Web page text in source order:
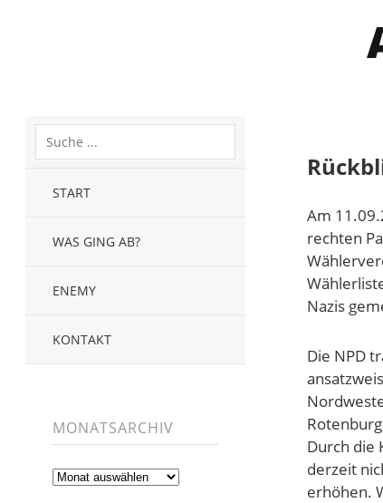
START
WAS GING AB?
ENEMY
KONTAKT
MONATSARCHIV
Monatsarchiv
Am
rechten
Nazis
Die NPD
Durch die
derzeit
erhöhen.